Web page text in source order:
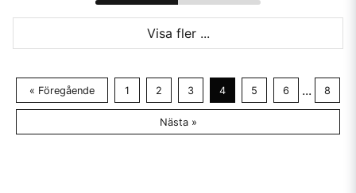
Visa fler ...
« Föregående 1 2 3 4 5 6 ... 8
Nästa »